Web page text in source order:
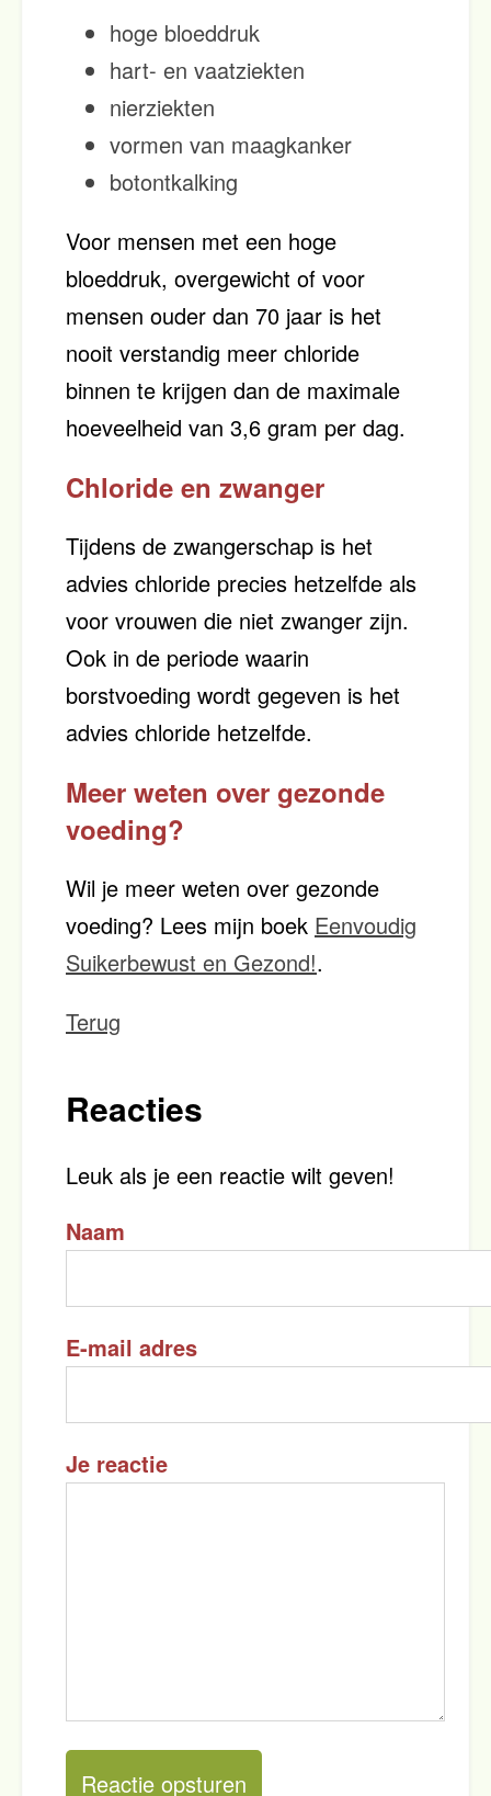
hoge bloeddruk
hart- en vaatziekten
nierziekten
vormen van maagkanker
botontkalking
Voor mensen met een hoge
bloeddruk, overgewicht of voor
mensen ouder dan 70 jaar is het
nooit verstandig meer chloride
binnen te krijgen dan de maximale
hoeveelheid van 3,6 gram per dag.
Chloride en zwanger
Tijdens de zwangerschap is het
advies chloride precies hetzelfde als
voor vrouwen die niet zwanger zijn.
Ook in de periode waarin
borstvoeding wordt gegeven is het
advies chloride hetzelfde.
Meer weten over gezonde
voeding?
Wil je meer weten over gezonde
voeding? Lees mijn boek Eenvoudig
Suikerbewust en Gezond!.
Terug
Reacties
Leuk als je een reactie wilt geven!
Naam
E-mail adres
Je reactie